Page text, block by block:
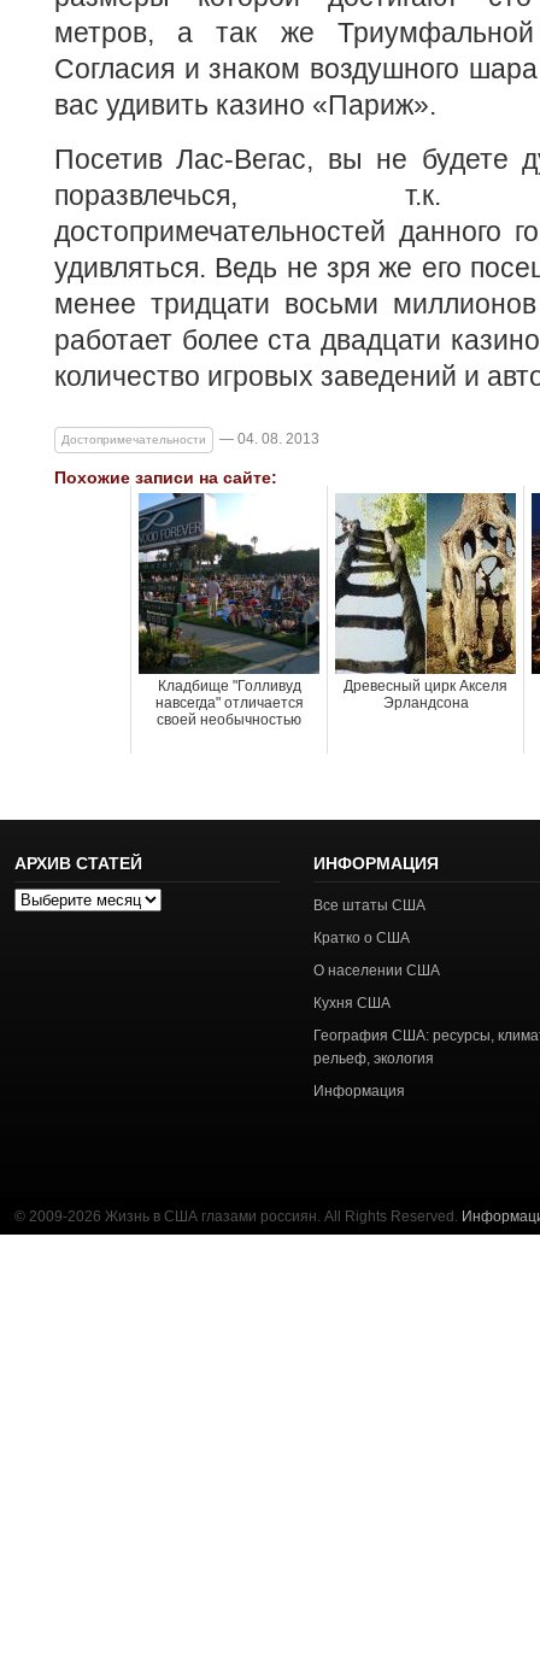
метров, а так же
Согласия и знаком воздушного
вас удивить казино «Париж».
Посетив Лас-Вегас, вы не будете
поразвлечься, т.к.
достопримечательностей данного
удивляться. Ведь не зря же его
менее тридцати восьми миллионов
работает более ста двадцати
количество игровых заведений и
Достопримечательности — 04. 08. 2013
Похожие записи на сайте:
Кладбище "Голливуд
навсегда" отличается
своей необычностью
Древесный цирк Акселя
Эрландсона
АРХИВ СТАТЕЙ
Архив
ИНФОРМАЦИЯ
Все штаты США
Кратко о США
О населении США
Кухня США
География США: ресурсы,
рельеф, экология
Информация
© 2009-2026 Жизнь в США глазами россиян. All Rights Reserved.